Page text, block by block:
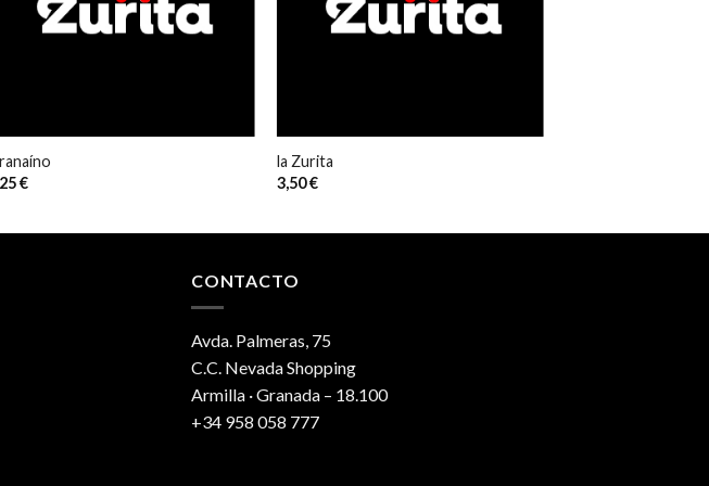
€
la Zurita
3,50€
CONTACTO
Avda. Palmeras, 75
C.C. Nevada Shopping
Armilla · Granada – 18.100
+34 958 058 777